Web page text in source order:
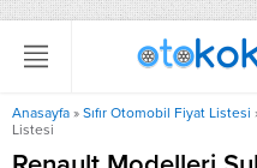
Anasayfa » Sıfır Otomobil Fiyat Listesi
Listesi